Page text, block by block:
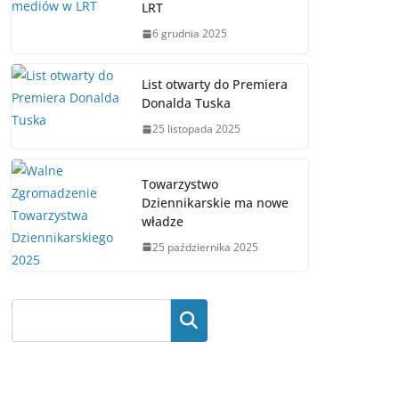
LRT
6 grudnia 2025
List otwarty do Premiera
Donalda Tuska
25 listopada 2025
Towarzystwo
Dziennikarskie ma nowe
władze
25 października 2025